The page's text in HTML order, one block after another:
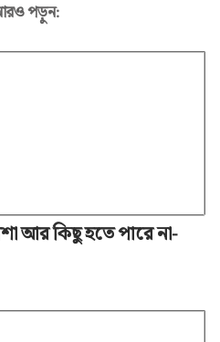
পড়ুন:
আর কিছু হতে পারে না-